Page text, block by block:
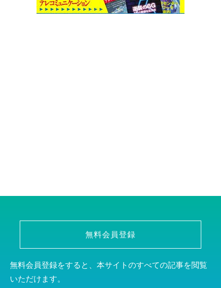
無料会員登録
無料会員登録をすると、本サイトのすべての記事を閲覧
いただけます。